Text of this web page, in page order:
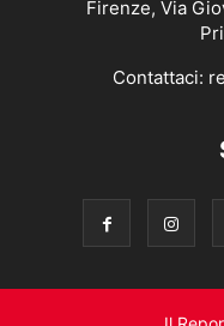
Firenze, Via
Contattaci: